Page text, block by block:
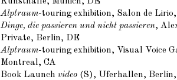
Alptraum-touring exhibition, Salon de
Dinge, die passieren und nicht passieren,
Private, Berlin, DE
Alptraum-touring exhibition, Visual Voice
Montreal, CA
Book Launch video (S), Uferhallen,